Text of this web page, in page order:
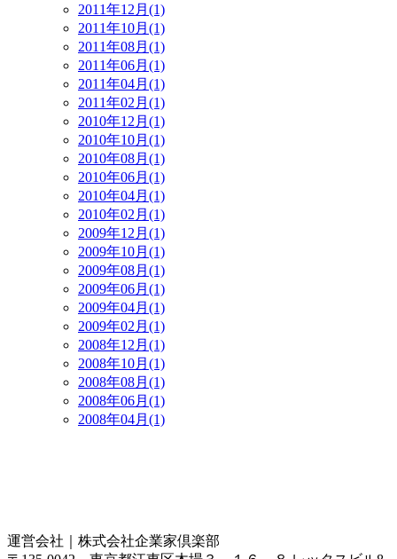
2011年12月(1)
2011年10月(1)
2011年08月(1)
2011年06月(1)
2011年04月(1)
2011年02月(1)
2010年12月(1)
2010年10月(1)
2010年08月(1)
2010年06月(1)
2010年04月(1)
2010年02月(1)
2009年12月(1)
2009年10月(1)
2009年08月(1)
2009年06月(1)
2009年04月(1)
2009年02月(1)
2008年12月(1)
2008年10月(1)
2008年08月(1)
2008年06月(1)
2008年04月(1)
運営会社｜ 株式会社企業家倶楽部